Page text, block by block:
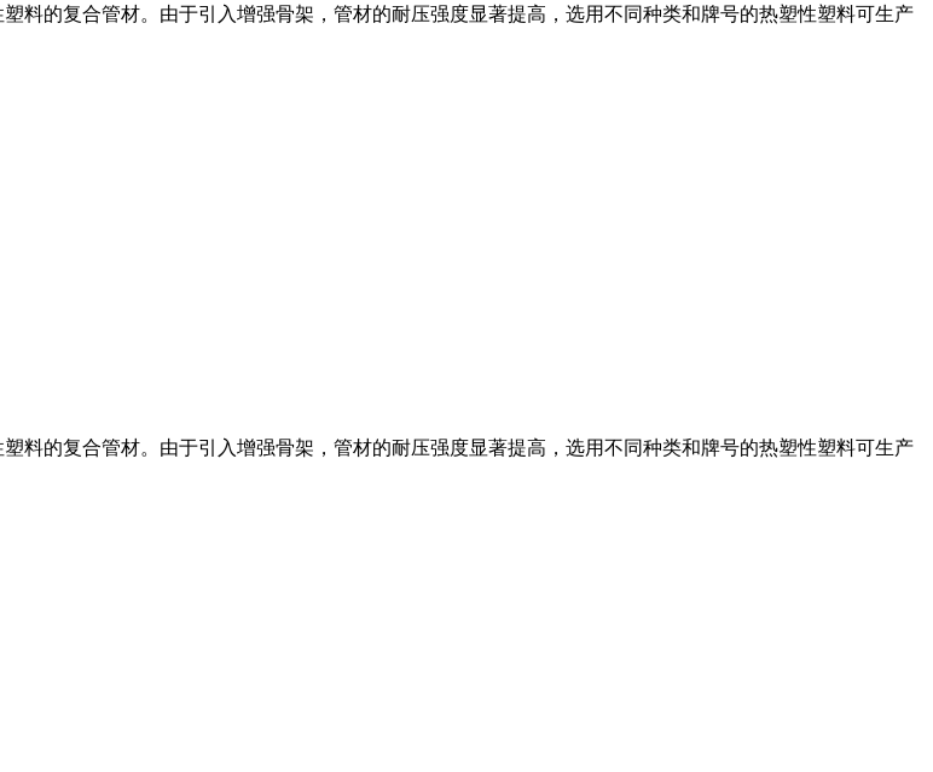
料的复合管材。由于引入增强骨架，管材的耐压强度显著提高，选用不同种类和牌号的热塑性塑料可生产
料的复合管材。由于引入增强骨架，管材的耐压强度显著提高，选用不同种类和牌号的热塑性塑料可生产